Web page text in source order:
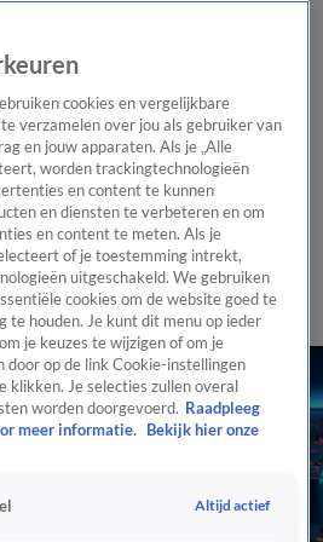
Het beste van Hart
Tip de
WeerTip de redactiePanelVideo's
cookies en vergelijkbare
verzamelen over jou als gebruiker van
en jouw apparaten. Als je „Alle
worden trackingtechnologieën
en content te kunnen
en diensten te verbeteren en om
en content te meten. Als je
of je toestemming intrekt,
uitgeschakeld. We gebruiken
cookies om de website goed te
te houden. Je kunt dit menu op ieder
je keuzes te wijzigen of om je
op de link Cookie-instellingen
klikken. Je selecties zullen overal
worden doorgevoerd. Raadpleeg
meer informatie.
Bekijk hier onze
Altijd actief